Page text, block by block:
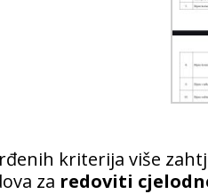
kriterija više
za redoviti